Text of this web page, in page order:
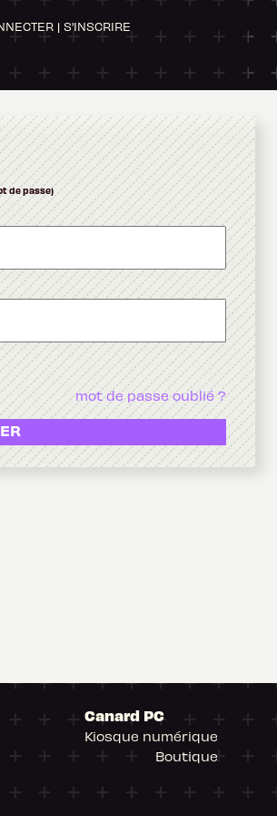
| S'INSCRIRE
de passe)
mot de passe oublié ?
Canard PC
Kiosque numérique
Boutique